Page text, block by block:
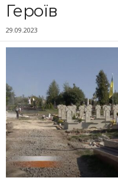
Героїв
29.09.2023